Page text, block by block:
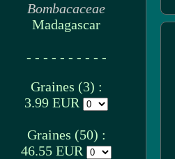
Bombacaceae
Madagascar
- - - - - - - - - -
Graines (3) :
3.99 EUR
Graines (50) :
46.55 EUR